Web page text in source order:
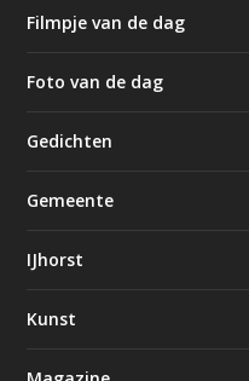
Filmpje van de dag
Foto van de dag
Gedichten
Gemeente
IJhorst
Kunst